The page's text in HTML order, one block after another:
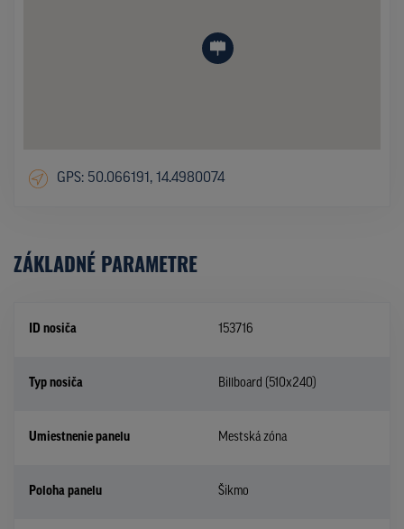
GPS: 50.066191, 14.4980074
ZÁKLADNÉ PARAMETRE
ID nosiča 153716
Typ nosiča Billboard (510x240)
Umiestnenie panelu Mestská zóna
Poloha panelu Šikmo